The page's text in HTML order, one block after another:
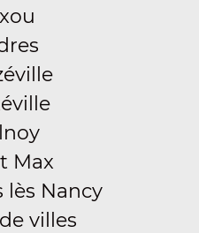
Max
lès Nancy
villes